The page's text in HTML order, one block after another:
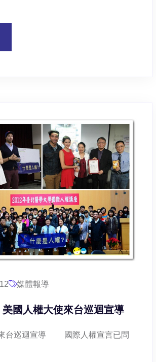
媒體報導
國人權大使來台巡迴宣導
台巡迴宣導 國際人權宣言已問